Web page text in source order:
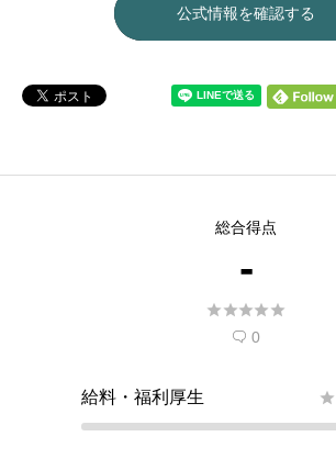
公式情報を確認する
総合得点
-

 0
給料・福利厚生 